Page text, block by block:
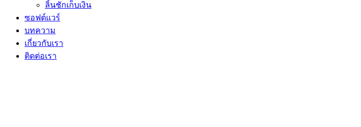
ลิ้นชักเก็บเงิน
ซอฟต์แวร์
บทความ
เกี่ยวกับเรา
ติดต่อเรา